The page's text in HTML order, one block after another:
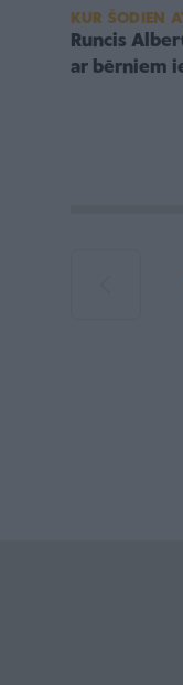
KUR ŠODIEN
Runcis
ar bērniem